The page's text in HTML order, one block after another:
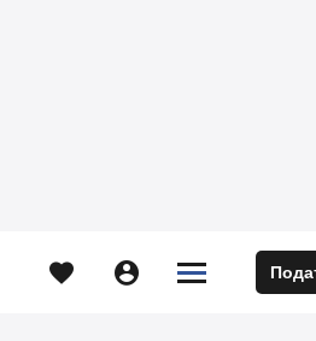
  

